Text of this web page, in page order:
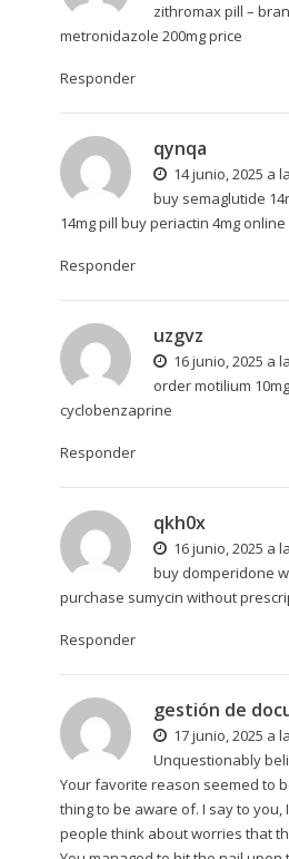
zithromax pill –
metronidazole 200mg price
Responder
qynqa
14 junio, 2025 a
buy semaglutide
14mg pill buy periactin 4mg online
Responder
uzgvz
16 junio, 2025 a
order motilium
cyclobenzaprine
Responder
qkh0x
16 junio, 2025 a
buy domperidone
purchase sumycin without
Responder
gestión de
17 junio, 2025 a
Unquestionably
Your favorite reason seemed to
thing to be aware of. I say to
people think about worries that